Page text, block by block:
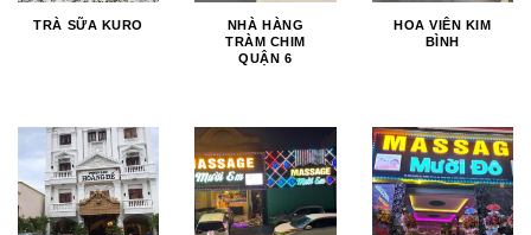
TRÀ SỮA KURO
NHÀ HÀNG
TRÀM CHIM
QUẬN 6
HOA VIÊN KIM
BÌNH